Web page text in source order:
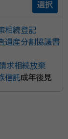
選択
相続登記
遺産分割協議書
求相続放棄
信託成年後見